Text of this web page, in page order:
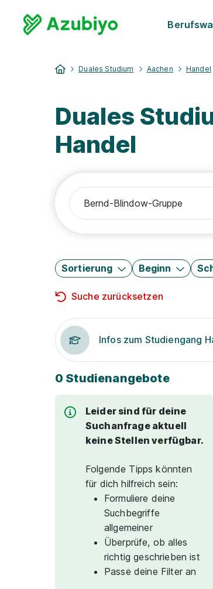
Duales Studium Aachen Handel
Duales
Handel
Sortierung Beginn
Suche zurücksetzen
Infos zum Studiengang
0 Studienangebote
Leider sind für deine
Suchanfrage aktuell
keine Stellen verfügbar.
Folgende Tipps könnten
für dich hilfreich sein:
Formuliere deine
Suchbegriffe
allgemeiner
Überprüfe, ob alles
richtig geschrieben ist
Passe deine Filter an